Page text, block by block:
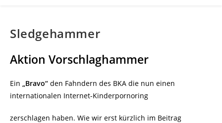
Sledgehammer
Aktion Vorschlaghammer
Ein „Bravo“ den Fahndern des BKA die nun einen
internationalen Internet-Kinderpornoring
zerschlagen haben. Wie wir erst kürzlich im Beitrag